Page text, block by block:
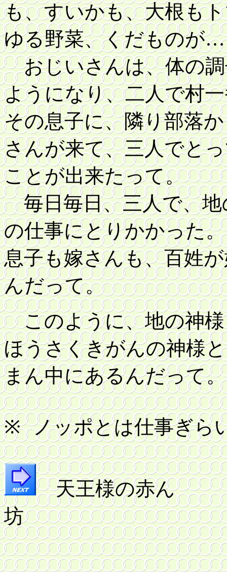
も、すいかも、大根も
ゆる野菜、くだものが
おじいさんは、体の
ようになり、二人で村
その息子に、隣り部落
さんが来て、三人でと
ことが出来たって。
毎日毎日、三人で、地
の仕事にとりかかった。
息子も嫁さんも、百姓
んだって。
このように、地の神様
ほうさくきがんの神様
まん中にあるんだって。
※ ノッポとは仕事ぎら
天王様の赤ん